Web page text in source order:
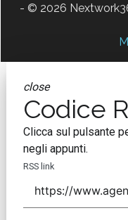
- © 2026
close
Codice
Clicca sul pulsante
negli appunti.
RSS link